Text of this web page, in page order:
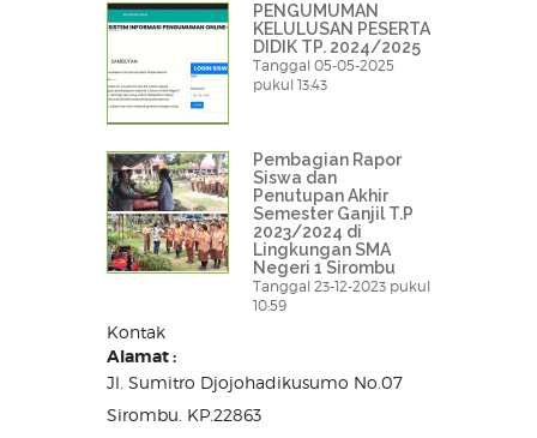
PENGUMUMAN
KELULUSAN PESERTA
DIDIK TP. 2024/2025
Tanggal 05-05-2025
pukul 13:43
Pembagian Rapor
Siswa dan
Penutupan Akhir
Semester Ganjil T.P
2023/2024 di
Lingkungan SMA
Negeri 1 Sirombu
Tanggal 23-12-2023 pukul
10:59
Kontak
Alamat :
Jl. Sumitro Djojohadikusumo No.07
Sirombu. KP.22863